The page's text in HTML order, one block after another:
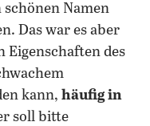
schönen Namen
Das war es aber
Eigenschaften des
kann, häufig in
soll bitte